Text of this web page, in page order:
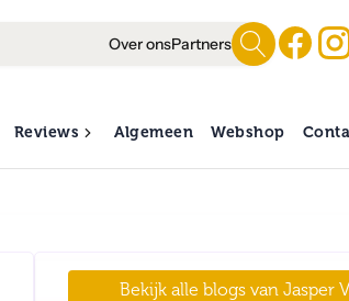
Over onsPartners
Reviews Algemeen Webshop
Bekijk alle blogs van Jasper